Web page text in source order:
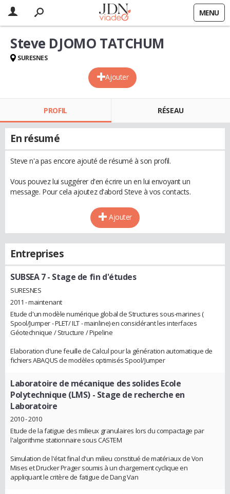
MENU
Ajouter
Steve DJOMO TATCHUM
SURESNES
PROFIL RÉSEAU
En résumé
Steve n'a pas encore ajouté de résumé à son profil.
Vous pouvez lui suggérer d'en écrire un en lui envoyant un
message. Pour cela ajoutez d'abord Steve à vos contacts.
Ajouter
Entreprises
SUBSEA 7- Stage de fin d'études
SURESNES
2011 - maintenant
Etude d'un modèle numérique global de Structures sous-marines (
Spool/Jumper - PLET/ ILT - mainline) en considérant les interfaces
Géotechnique / Structure / Pipeline
Elaboration d'une feuille de Calcul pour la génération automatique de
fichiers ABAQUS de modèles optimisés Spool/Jumper
Laboratoire de mécanique des solides Ecole
Polytechnique (LMS) - Stage de recherche en
Laboratoire
2010 - 2010
Etude de la fatigue des milieux granulaires lors du compactage par
l'algorithme stationnaire sous CASTEM
Simulation de l'état final d'un milieu constitué de matériaux de Von
Mises et Drucker Prager soumis à un chargement cyclique en
appliquant le critère de fatigue de Dang Van